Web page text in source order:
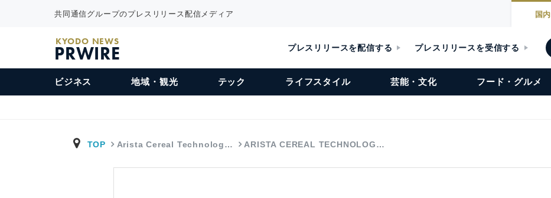
共同通信グループのプレスリリース配信メディア 国内
KYODO NEWS
PRWIRE プレスリリースを配信する プレスリリースを受信する
ビジネス 地域・観光 テック ライフスタイル 芸能・文化 フード・グルメ
TOP Arista Cereal Technolog… ARISTA CEREAL TECHNOLOG…